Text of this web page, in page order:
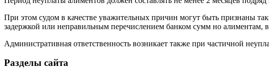
При этом судом в качестве уважительных причин могут быть признаны
задержкой или неправильным перечислением банком сумм но
Административная ответственность возникает также при частичной
Разделы сайта